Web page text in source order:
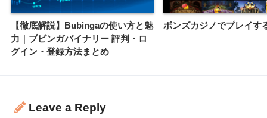
【徹底解説】Bubingaの使い方と魅
力｜ブビンガバイナリー 評判・ロ
グイン・登録方法まとめ
ボンズカジノでプレイす
Leave a Reply